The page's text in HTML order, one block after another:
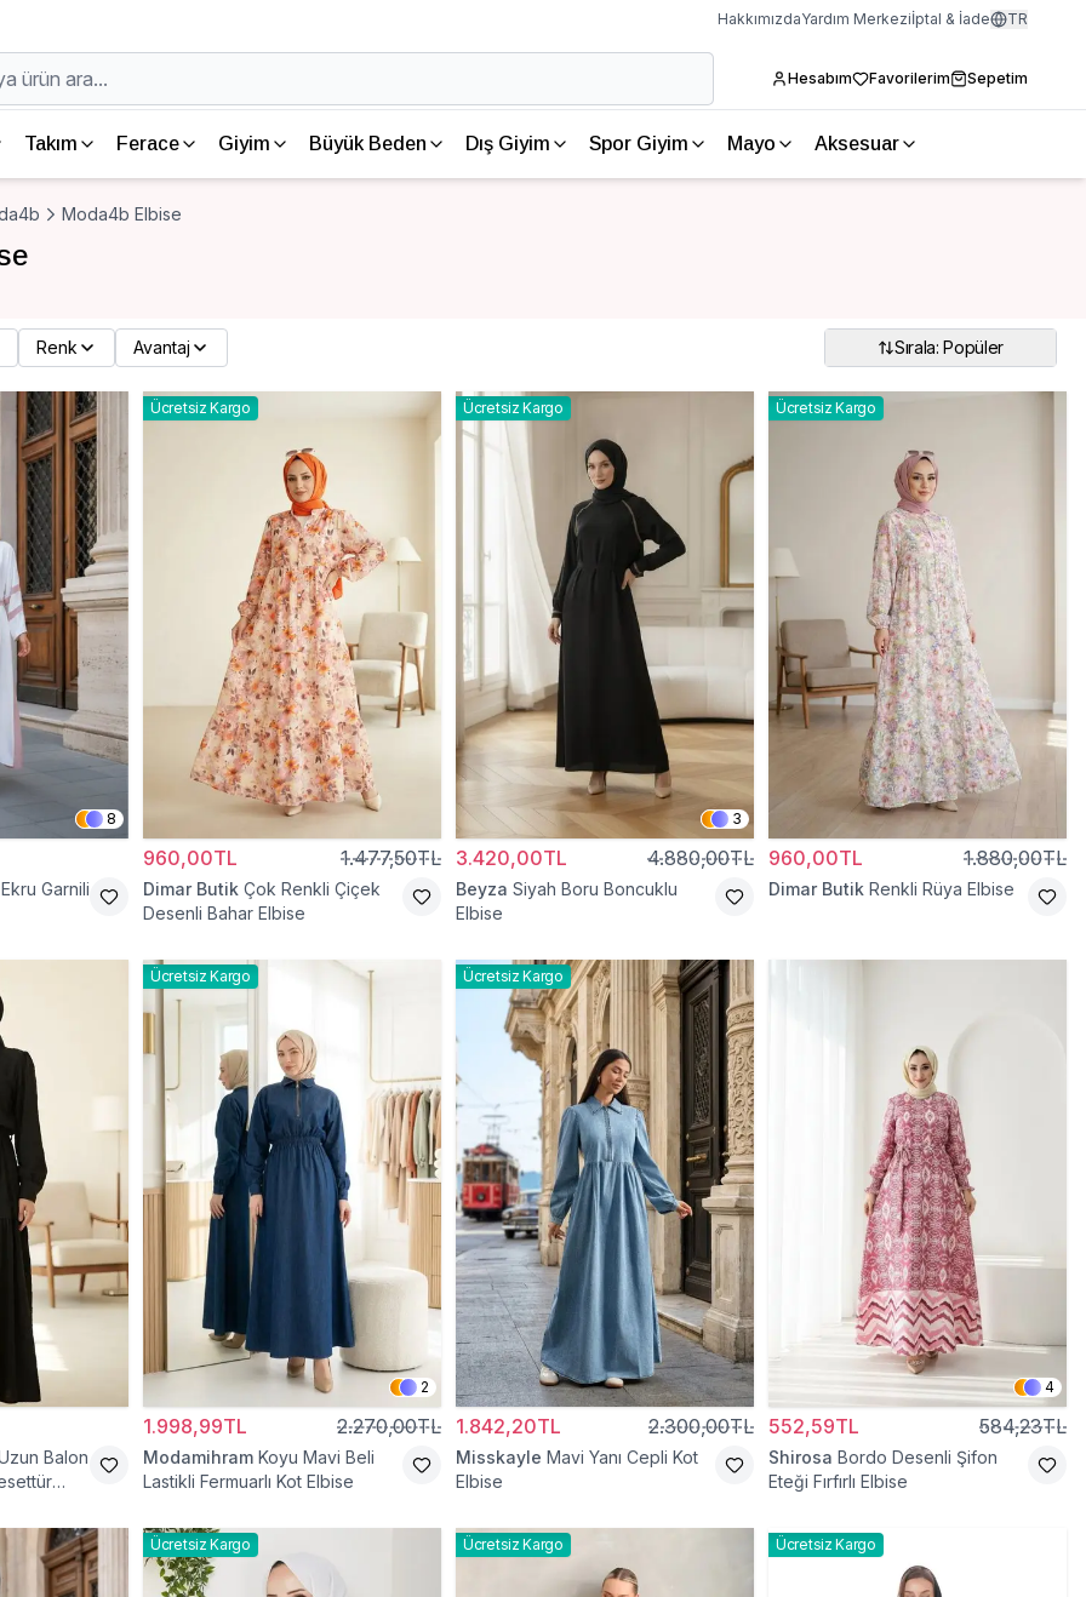
HakkımızdaYardım Merkeziİptal & İade TR
Hesabım Favorilerim Sepetim
Takım Ferace Giyim Büyük Beden Dış Giyim Spor Giyim Mayo Aksesuar
Moda4b Elbise
Renk Avantaj Sırala: Popüler
8
Garnili
Ücretsiz Kargo
960,00TL 1.477,50TL
Dimar Butik Çok Renkli Çiçek
Desenli Bahar Elbise
Ücretsiz Kargo
3
3.420,00TL 4.880,00TL
Beyza Siyah Boru Boncuklu
Elbise
Ücretsiz Kargo
960,00TL 1.880,00TL
Dimar Butik Renkli Rüya Elbise
Balon
Ücretsiz Kargo
2
1.998,99TL 2.270,00TL
Modamihram Koyu Mavi Beli
Lastikli Fermuarlı Kot Elbise
Ücretsiz Kargo
1.842,20TL 2.300,00TL
Misskayle Mavi Yanı Cepli Kot
Elbise
4
552,59TL 584,23TL
Shirosa Bordo Desenli Şifon
Eteği Fırfırlı Elbise
Ücretsiz Kargo Ücretsiz Kargo Ücretsiz Kargo